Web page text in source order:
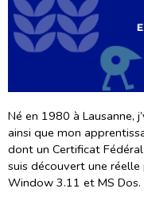
Né en 1980 à Lausanne,
ainsi que mon
dont un Certificat
suis découvert une
Window 3.11 et MS Dos.